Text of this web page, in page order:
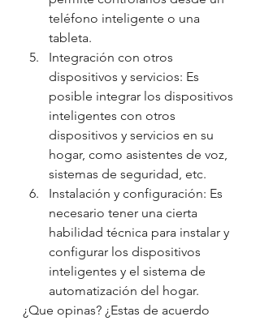
teléfono inteligente o una
tableta.
Integración con otros
dispositivos y servicios: Es
posible integrar los dispositivos
inteligentes con otros
dispositivos y servicios en su
hogar, como asistentes de voz,
sistemas de seguridad, etc.
Instalación y configuración: Es
necesario tener una cierta
habilidad técnica para instalar y
configurar los dispositivos
inteligentes y el sistema de
automatización del hogar.
¿Que opinas? ¿Estas de acuerdo